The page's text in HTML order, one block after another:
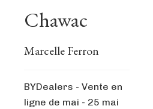
Chawac
Marcelle Ferron
BYDealers - Vente en
ligne de mai - 25 mai